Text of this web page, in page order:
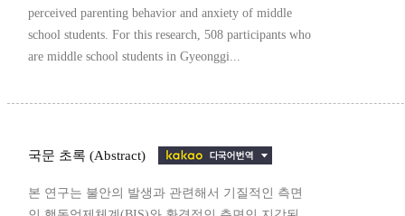
perceived parenting behavior and anxiety of middle
school students. For this research, 508 participants who
are middle school students in Gyeonggi...
국문 초록 (Abstract)
본 연구는 불안의 발생과 관련해서 기질적인 측면